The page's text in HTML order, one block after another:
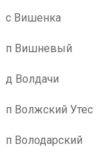
с Вишенка
п Вишневый
д Волдачи
п Волжский Утес
п Володарский